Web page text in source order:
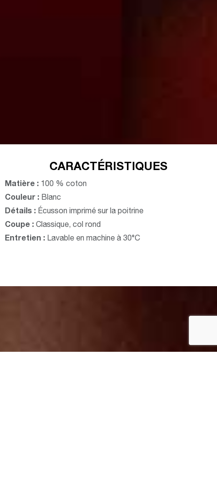
CARACTÉRISTIQUES
Matière : 100 % coton
Couleur : Blanc
Détails : Écusson imprimé sur la poitrine
Coupe : Classique, col rond
Entretien : Lavable en machine à 30°C